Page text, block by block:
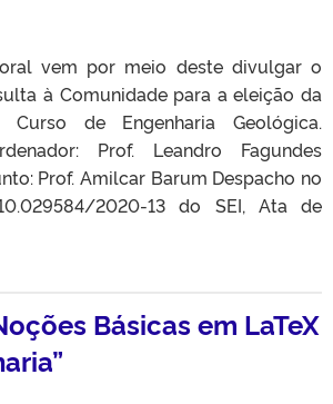
vem por meio deste divulgar o
à Comunidade para a eleição da
Curso de Engenharia Geológica.
Prof. Leandro Fagundes
Prof. Amilcar Barum Despacho no
2020-13 do SEI, Ata de
Básicas em LaTeX